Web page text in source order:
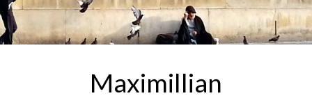
Maximillian